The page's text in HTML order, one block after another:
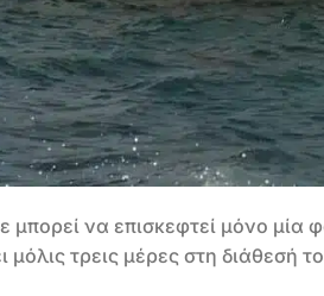
να επισκεφτεί μόνο μία
τρεις μέρες στη διάθεσή